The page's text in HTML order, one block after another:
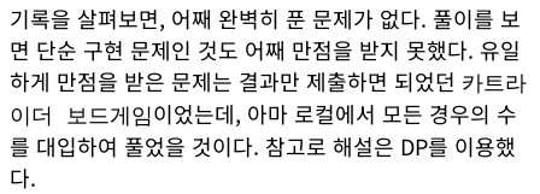
기록을 살펴보면, 어째 완벽히 푼 문제가 없다. 풀이를 보
면 단순 구현 문제인 것도 어째 만점을 받지 못했다. 유일
하게 만점을 받은 문제는 결과만 제출하면 되었던 카트라
이더 보드게임이었는데, 아마 로컬에서 모든 경우의 수
를 대입하여 풀었을 것이다. 참고로 해설은 DP를 이용했
다.